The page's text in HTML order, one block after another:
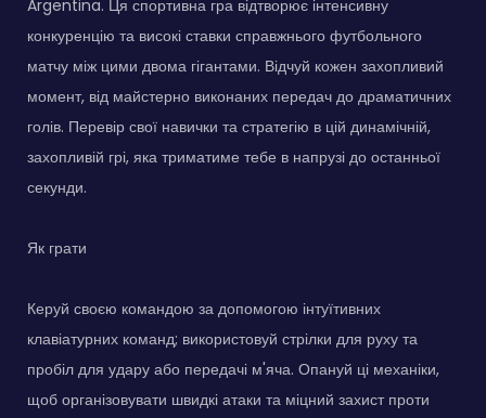
Argentina. Ця спортивна гра відтворює інтенсивну
конкуренцію та високі ставки справжнього футбольного
матчу між цими двома гігантами. Відчуй кожен захопливий
момент, від майстерно виконаних передач до драматичних
голів. Перевір свої навички та стратегію в цій динамічній,
захопливій грі, яка триматиме тебе в напрузі до останньої
секунди.
Як грати
Керуй своєю командою за допомогою інтуїтивних
клавіатурних команд; використовуй стрілки для руху та
пробіл для удару або передачі м'яча. Опануй ці механіки,
щоб організовувати швидкі атаки та міцний захист проти